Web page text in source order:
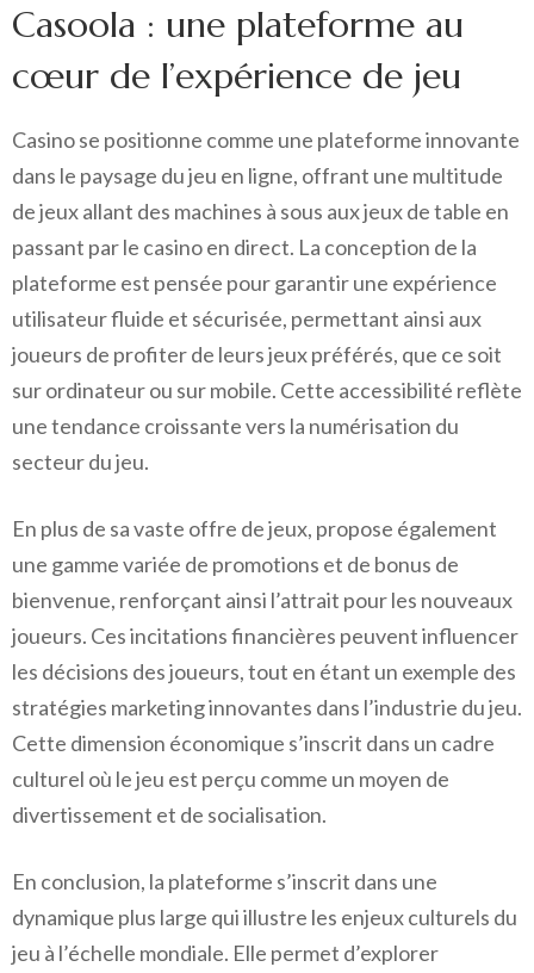
Casoola : une plateforme au
cœur de l’expérience de jeu
Casino se positionne comme une plateforme innovante
dans le paysage du jeu en ligne, offrant une multitude
de jeux allant des machines à sous aux jeux de table en
passant par le casino en direct. La conception de la
plateforme est pensée pour garantir une expérience
utilisateur fluide et sécurisée, permettant ainsi aux
joueurs de profiter de leurs jeux préférés, que ce soit
sur ordinateur ou sur mobile. Cette accessibilité reflète
une tendance croissante vers la numérisation du
secteur du jeu.
En plus de sa vaste offre de jeux, propose également
une gamme variée de promotions et de bonus de
bienvenue, renforçant ainsi l’attrait pour les nouveaux
joueurs. Ces incitations financières peuvent influencer
les décisions des joueurs, tout en étant un exemple des
stratégies marketing innovantes dans l’industrie du jeu.
Cette dimension économique s’inscrit dans un cadre
culturel où le jeu est perçu comme un moyen de
divertissement et de socialisation.
En conclusion, la plateforme s’inscrit dans une
dynamique plus large qui illustre les enjeux culturels du
jeu à l’échelle mondiale. Elle permet d’explorer